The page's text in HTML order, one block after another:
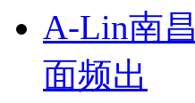
A-Lin南
面频出